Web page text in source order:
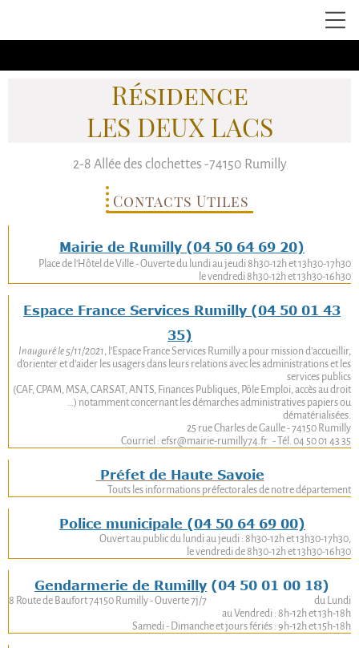
Résidence
LES DEUX LACS
2-8 Allée des clochettes -74150 Rumilly
Contacts Utiles
Mairie de Rumilly (04 50 64 69 20)
Place de l'Hôtel de Ville - Ouverte du lundi au jeudi 8h30-12h et 13h30-17h30
le vendredi 8h30-12h et 13h30-16h30
Espace France Services Rumilly (04 50 01 43
35)
Inauguré le 5/11/2021, l’Espace France Services Rumilly a pour mission d’accueillir,
d’orienter et d’aider les usagers dans leurs relations avec les administrations et les
services publics
(CAF, CPAM, MSA, CARSAT, ANTS, Finances Publiques, Pôle Emploi, accès au droit
…) notamment concernant les démarches administratives papiers ou
dématérialisées.
25 rue Charles de Gaulle - 74150 Rumilly
Courriel : efsr@mairie-rumilly74.fr - Tél. 04 50 01 43 35
Préfet de Haute Savoie
Touts les informations préfectorales de notre département
Police municipale (04 50 64 69 00)
Ouvert au public du lundi au jeudi : 8h30-12h et 13h30-17h30,
le vendredi de 8h30-12h et 13h30-16h30
Gendarmerie de Rumilly (04 50 01 00 18)
8 Route de Baufort 74150 Rumilly - Ouverte 7j/7 du Lundi
au Vendredi : 8h-12h et 13h-18h
Samedi - Dimanche et jours fériés : 9h-12h et 15h-18h